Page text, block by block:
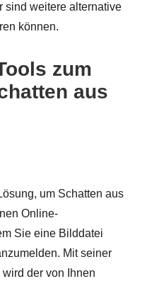
sind weitere alternative
können.
zum
aus
um Schatten aus
Online-
Sie eine Bilddatei
Mit seiner
der von Ihnen